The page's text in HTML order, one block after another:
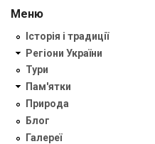
Меню
Історія і традиції
Регіони України
Тури
Пам'ятки
Природа
Блог
Галереї